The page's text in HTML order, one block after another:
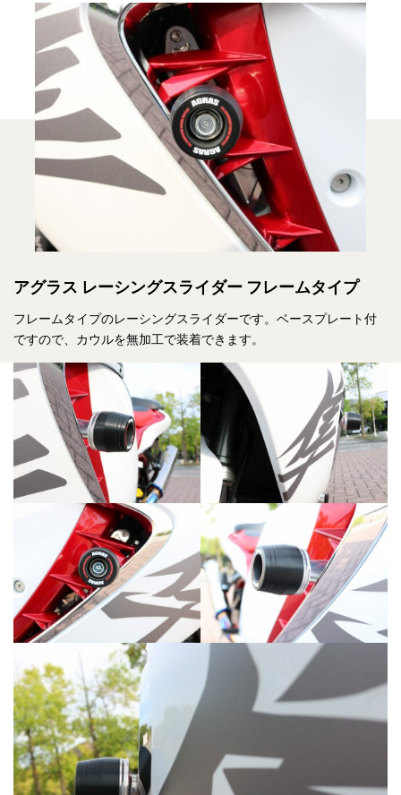
アグラス レーシングスライダー フレームタイプ
フレームタイプのレーシングスライダーです。ベースプレート付
ですので、カウルを無加工で装着できます。